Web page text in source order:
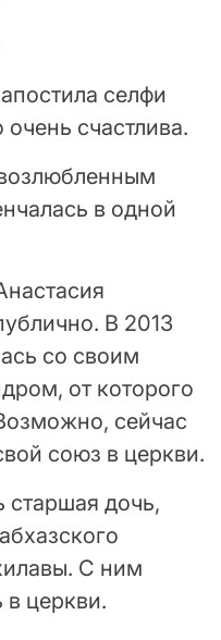
селфи
счастлива.
в одной
В 2013
со своим
от которого
сейчас
союз в церкви.
старшая дочь,
С ним
в церкви.